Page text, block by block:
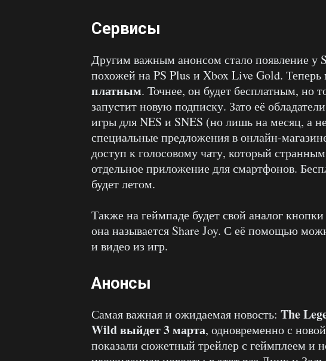
Сервисы
Другим важным анонсом стало появление у
похожей на PS Plus и Xbox Live Gold. Теперь
платным. Точнее, он будет бесплатным, но
запустит новую подписку. Зато её
игры для NES и SNES (но лишь на месяц, а
специальные предложения в онлайн-
доступ к голосовому чату, который
отдельное приложение для смартфонов.
будет летом.
Также на геймпаде будет свой аналог
она называется Share Joy. С её помощью
и видео из игр.
Анонсы
Самая важная и ожидаемая новость: The
Wild выйдет 3 марта, одновременно с
показали сюжетный трейлер с геймплеем